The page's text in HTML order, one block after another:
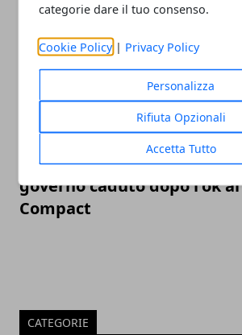
categorie dare il tuo consenso.
Cookie Policy | Privacy Policy
Personalizza
Rifiuta Opzionali
Accetta Tutto
Belgio, Charles Michel si è
governo caduto dopo l'ok
Compact
CATEGORIE